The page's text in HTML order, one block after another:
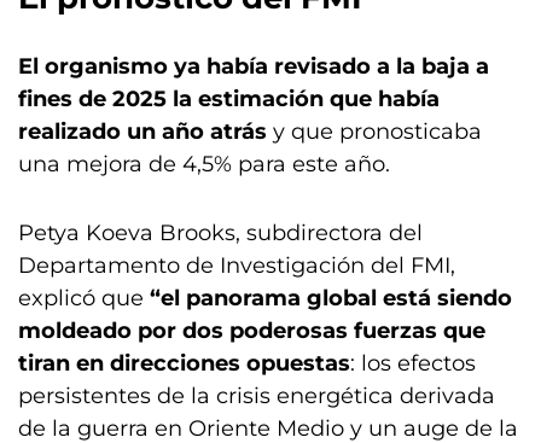
El organismo ya había revisado a la baja a
fines de 2025 la estimación que había
realizado un año atrás y que pronosticaba
una mejora de 4,5% para este año.
Petya Koeva Brooks, subdirectora del
Departamento de Investigación del FMI,
explicó que “el panorama global está siendo
moldeado por dos poderosas fuerzas que
tiran en direcciones opuestas: los efectos
persistentes de la crisis energética derivada
de la guerra en Oriente Medio y un auge de la